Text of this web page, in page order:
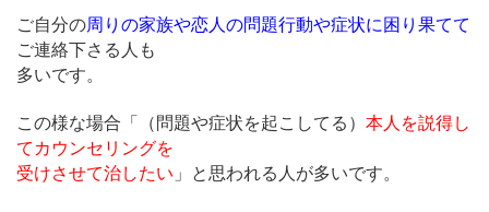
ご自分の周りの家族や恋人の問題行動や症状に困り果てて
ご連絡下さる人も
多いです。
この様な場合「（問題や症状を起こしてる） 本人を説得し
てカウンセリングを
受けさせて治したい 」と思われる人が多いです。